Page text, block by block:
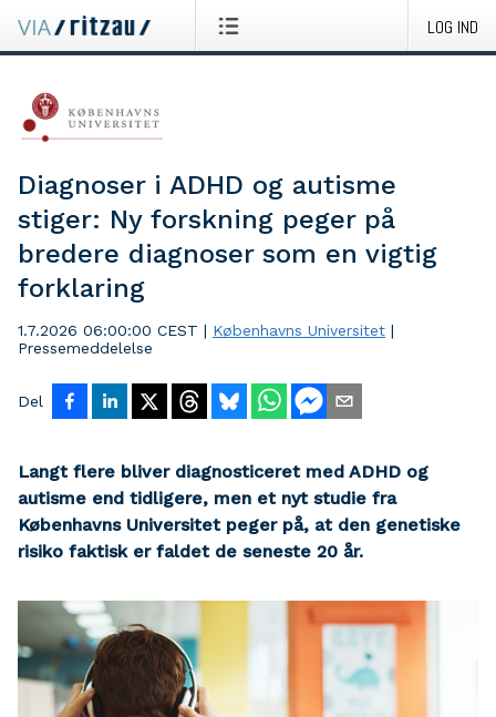
LOG IND
Diagnoser i ADHD og autisme
stiger: Ny forskning peger på
bredere diagnoser som en vigtig
forklaring
1.7.2026 06:00:00 CEST | Københavns Universitet |
Pressemeddelelse
Del
Langt flere bliver diagnosticeret med ADHD og
autisme end tidligere, men et nyt studie fra
Københavns Universitet peger på, at den genetiske
risiko faktisk er faldet de seneste 20 år.